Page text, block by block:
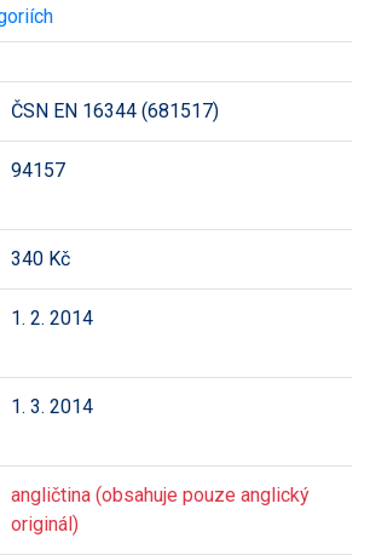
ČSN EN 16344 (681517)
94157
340 Kč
1. 2. 2014
1. 3. 2014
angličtina (obsahuje pouze anglický
originál)